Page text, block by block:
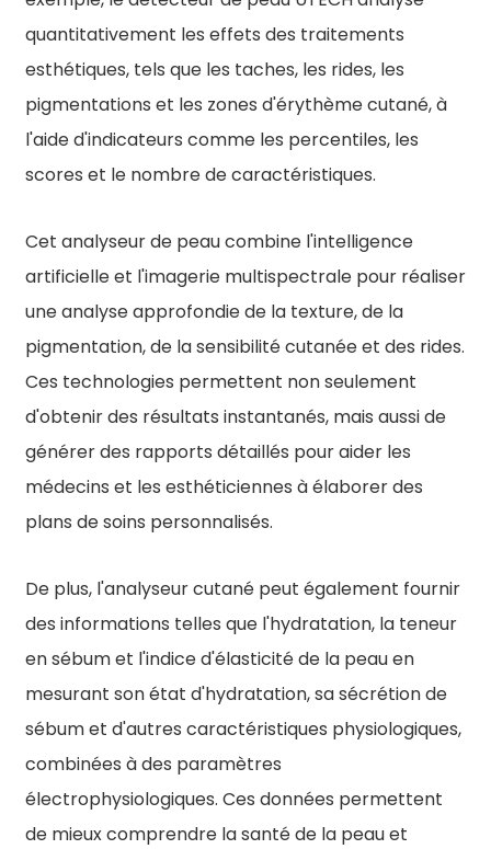
quantitativement les effets des traitements
esthétiques, tels que les taches, les rides, les
pigmentations et les zones d'érythème cutané, à
l'aide d'indicateurs comme les percentiles, les
scores et le nombre de caractéristiques.
Cet analyseur de peau combine l'intelligence
artificielle et l'imagerie multispectrale pour réaliser
une analyse approfondie de la texture, de la
pigmentation, de la sensibilité cutanée et des rides.
Ces technologies permettent non seulement
d'obtenir des résultats instantanés, mais aussi de
générer des rapports détaillés pour aider les
médecins et les esthéticiennes à élaborer des
plans de soins personnalisés.
De plus, l'analyseur cutané peut également fournir
des informations telles que l'hydratation, la teneur
en sébum et l'indice d'élasticité de la peau en
mesurant son état d'hydratation, sa sécrétion de
sébum et d'autres caractéristiques physiologiques,
combinées à des paramètres
électrophysiologiques. Ces données permettent
de mieux comprendre la santé de la peau et